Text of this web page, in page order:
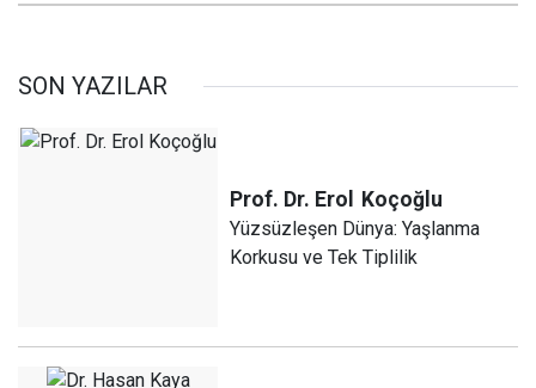
SON YAZILAR
Prof. Dr. Erol Koçoğlu
Yüzsüzleşen Dünya: Yaşlanma
Korkusu ve Tek Tiplilik